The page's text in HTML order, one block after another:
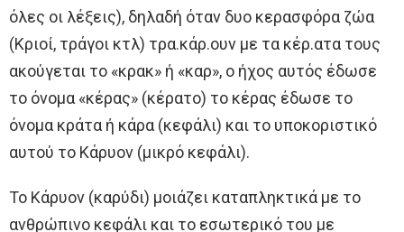
όλες οι λέξεις), δηλαδή όταν δυο κερασφόρα ζώα
(Κριοί, τράγοι κτλ) τρα.κάρ.ουν με τα κέρ.ατα τους
ακούγεται το «κρακ» ή «καρ», ο ήχος αυτός έδωσε
το όνομα «κέρας» (κέρατο) το κέρας έδωσε το
όνομα κράτα ή κάρα (κεφάλι) και το υποκοριστικό
αυτού το Κάρυον (μικρό κεφάλι).
Το Κάρυον (καρύδι) μοιάζει καταπληκτικά με το
ανθρώπινο κεφάλι και το εσωτερικό του με